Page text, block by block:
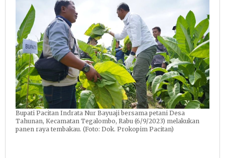
Bupati Pacitan Indrata Nur Bayuaji bersama petani Desa
Tahunan, Kecamatan Tegalombo, Rabu (6/9/2023) melakukan
panen raya tembakau. (Foto: Dok. Prokopim Pacitan)